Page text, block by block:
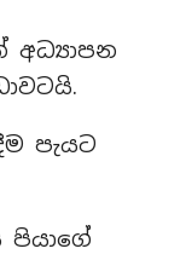
අධ්‍යාපන
පැයට